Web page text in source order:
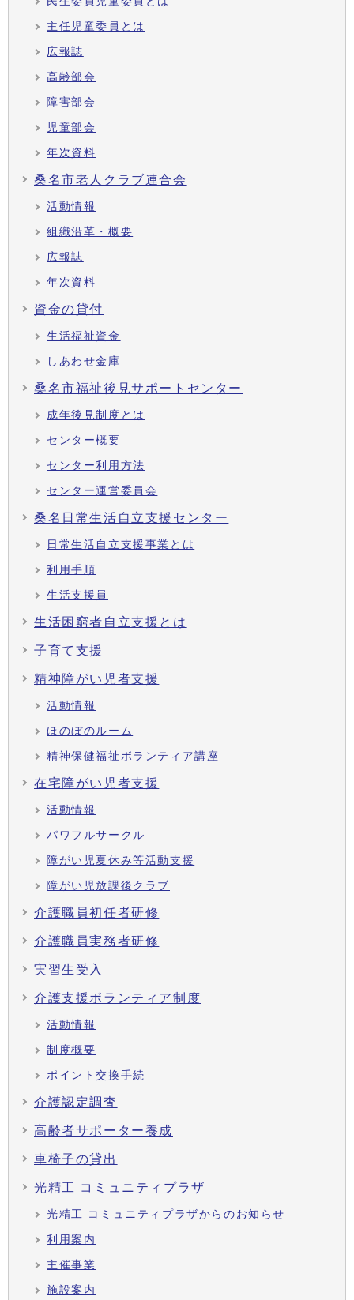
主任児童委員とは
広報誌
高齢部会
障害部会
児童部会
年次資料
桑名市老人クラブ連合会
活動情報
組織沿革・概要
広報誌
年次資料
資金の貸付
生活福祉資金
しあわせ金庫
桑名市福祉後見サポートセンター
成年後見制度とは
センター概要
センター利用方法
センター運営委員会
桑名日常生活自立支援センター
日常生活自立支援事業とは
利用手順
生活支援員
生活困窮者自立支援とは
子育て支援
精神障がい児者支援
活動情報
ほのぼのルーム
精神保健福祉ボランティア講座
在宅障がい児者支援
活動情報
パワフルサークル
障がい児夏休み等活動支援
障がい児放課後クラブ
介護職員初任者研修
介護職員実務者研修
実習生受入
介護支援ボランティア制度
活動情報
制度概要
ポイント交換手続
介護認定調査
高齢者サポーター養成
車椅子の貸出
光精工 コミュニティプラザ
光精工 コミュニティプラザからのお知らせ
利用案内
主催事業
施設案内